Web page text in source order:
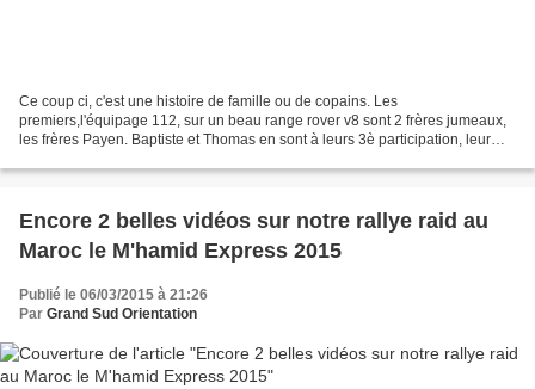
Ce coup ci, c'est une histoire de famille ou de copains. Les
premiers,l'équipage 112, sur un beau range rover v8 sont 2 frères jumeaux,
les frères Payen. Baptiste et Thomas en sont à leurs 3è participation, leur
Encore 2 belles vidéos sur notre rallye raid au
Maroc le M'hamid Express 2015
Publié le 06/03/2015 à 21:26
Par Grand Sud Orientation